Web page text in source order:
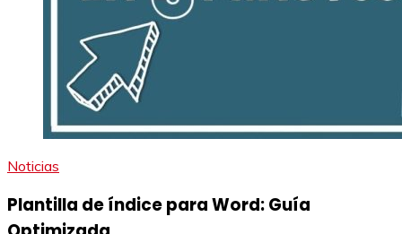
Noticias
Plantilla de índice para Word: Guía